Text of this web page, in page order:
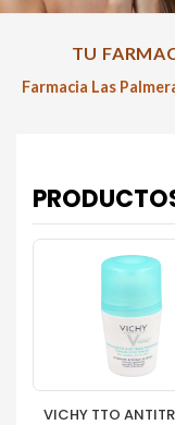
TU
Farmacia Las